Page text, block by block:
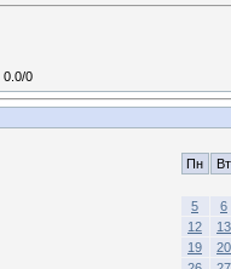
0.0/0
Пн Вт
5
6
12
13
19
20